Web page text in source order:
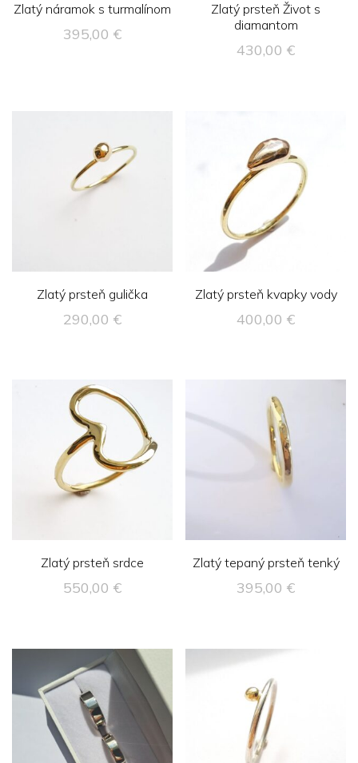
Zlatý náramok s turmalínom
395,00 €
Zlatý prsteň Život s
diamantom
430,00€
Zlatý prsteň gulička
290,00 €
Zlatý prsteň kvapky vody
400,00€
Zlatý prsteň srdce
550,00 €
Zlatý tepaný prsteň tenký
395,00€